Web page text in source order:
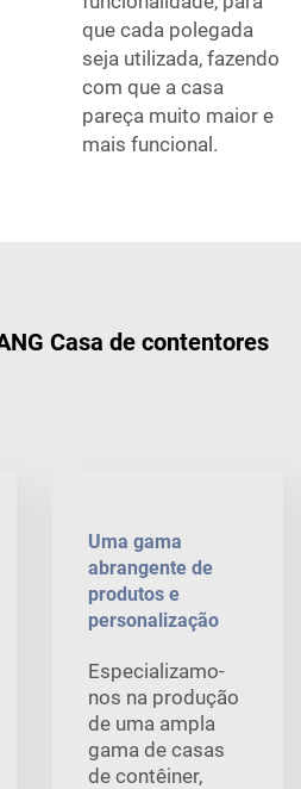
que cada polegada
seja utilizada, fazendo
com que a casa
pareça muito maior e
mais funcional.
Casa de contentores
Uma gama
abrangente de
produtos e
personalização
Especializamo-
nos na produção
de uma ampla
gama de casas
de contêiner,